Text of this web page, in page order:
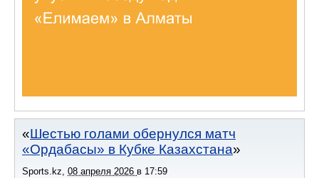
Шестью голами обернулся матч
«Ордабасы» в Кубке Казахстана
Sports.kz, 08 апреля 2026 в 17:59